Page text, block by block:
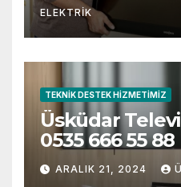
ELEKTRIK
TEKNIK DESTEK HIZMETIMIZ
Üsküdar
0535 666 55 88
ARALIK 21, 2024